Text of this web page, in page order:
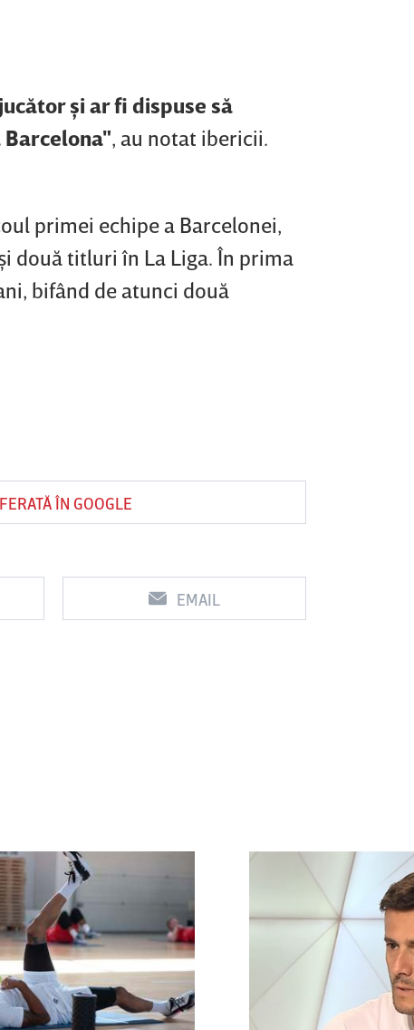
şi ar fi dispuse să
Barcelona", au notat ibericii.
primei echipe a Barcelonei,
două titluri în La Liga. În prima
bifând de atunci două
ÎN GOOGLE
EMAIL